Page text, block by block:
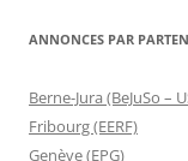
ANNONCES PAR
Berne-Jura (BeJuSo –
Fribourg (EERF)
Genève (EPG)